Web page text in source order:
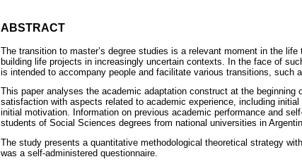
ABSTRACT
The transition to master’s degree studies is a relevant moment in the
building life projects in increasingly uncertain contexts. In the face of
is intended to accompany people and facilitate various transitions, such
This paper analyses the academic adaptation construct at the beginning
satisfaction with aspects related to academic experience, including
initial motivation. Information on previous academic performance and
students of Social Sciences degrees from national universities in
The study presents a quantitative methodological theoretical strategy
was a self-administered questionnaire.